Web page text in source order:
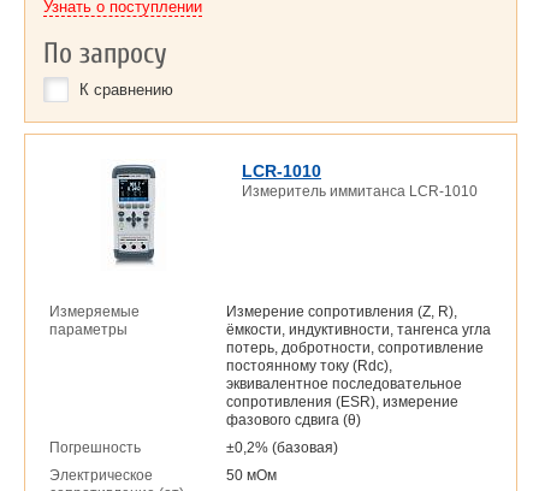
Узнать о поступлении
По запросу
К сравнению
LCR-1010
Измеритель иммитанса LCR-1010
Измеряемые
параметры
Измерение сопротивления (Z, R),
ёмкости, индуктивности, тангенса угла
потерь, добротности, сопротивление
постоянному току (Rdc),
эквивалентное последовательное
сопротивления (ESR), измерение
фазового сдвига (θ)
Погрешность
±0,2% (базовая)
Электрическое
50 мОм